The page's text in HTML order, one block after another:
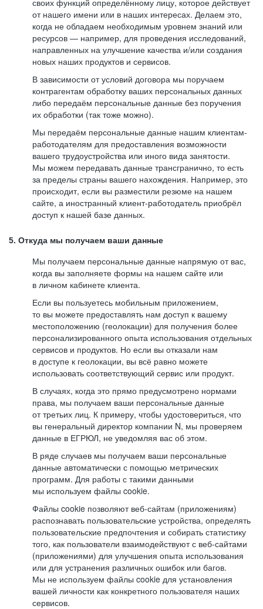
своих функций определённому лицу, которое действует
от нашего имени или в наших интересах. Делаем это,
когда не обладаем необходимым уровнем знаний или
ресурсов — например, для проведения исследований,
направленных на улучшение качества и/или создания
новых наших продуктов и сервисов.
В зависимости от условий договора мы поручаем
контрагентам обработку ваших персональных данных
либо передаём персональные данные без поручения
их обработки (так тоже можно).
Мы передаём персональные данные нашим клиентам-
работодателям для предоставления возможности
вашего трудоустройства или иного вида занятости.
Мы можем передавать данные трансгранично, то есть
за пределы страны вашего нахождения. Например, это
происходит, если вы разместили резюме на нашем
сайте, а иностранный клиент-работодатель приобрёл
доступ к нашей базе данных.
5. Откуда мы получаем ваши данные
Мы получаем персональные данные напрямую от вас,
когда вы заполняете формы на нашем сайте или
в личном кабинете клиента.
Если вы пользуетесь мобильным приложением,
то вы можете предоставлять нам доступ к вашему
местоположению (геолокации) для получения более
персонализированного опыта использования отдельных
сервисов и продуктов. Но если вы отказали нам
в доступе к геолокации, вы всё равно можете
использовать соответствующий сервис или продукт.
В случаях, когда это прямо предусмотрено нормами
права, мы получаем ваши персональные данные
от третьих лиц. К примеру, чтобы удостовериться, что
вы генеральный директор компании N, мы проверяем
данные в ЕГРЮЛ, не уведомляя вас об этом.
В ряде случаев мы получаем ваши персональные
данные автоматически с помощью метрических
программ. Для работы с такими данными
мы используем файлы cookie.
Файлы cookie позволяют веб-сайтам (приложениям)
распознавать пользовательские устройства, определять
пользовательские предпочтения и собирать статистику
того, как пользователи взаимодействуют с веб-сайтами
(приложениями) для улучшения опыта использования
или для устранения различных ошибок или багов.
Мы не используем файлы cookie для установления
вашей личности как конкретного пользователя наших
сервисов.